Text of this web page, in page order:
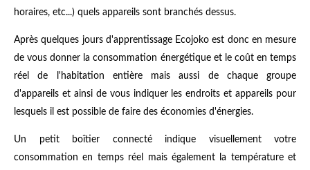
horaires, etc...) quels appareils sont branchés dessus.
Après quelques jours d'apprentissage Ecojoko est donc en mesure
de vous donner la consommation énergétique et le coût en temps
réel de l'habitation entière mais aussi de chaque groupe
d'appareils et ainsi de vous indiquer les endroits et appareils pour
lesquels il est possible de faire des économies d'énergies.
Un petit boîtier connecté indique visuellement votre
consommation en temps réel mais également la température et